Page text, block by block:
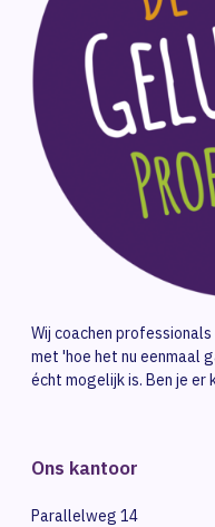
Wij coachen
met 'hoe het nu eenmaal
écht mogelijk is. Ben je er
Ons kantoor
Parallelweg 14